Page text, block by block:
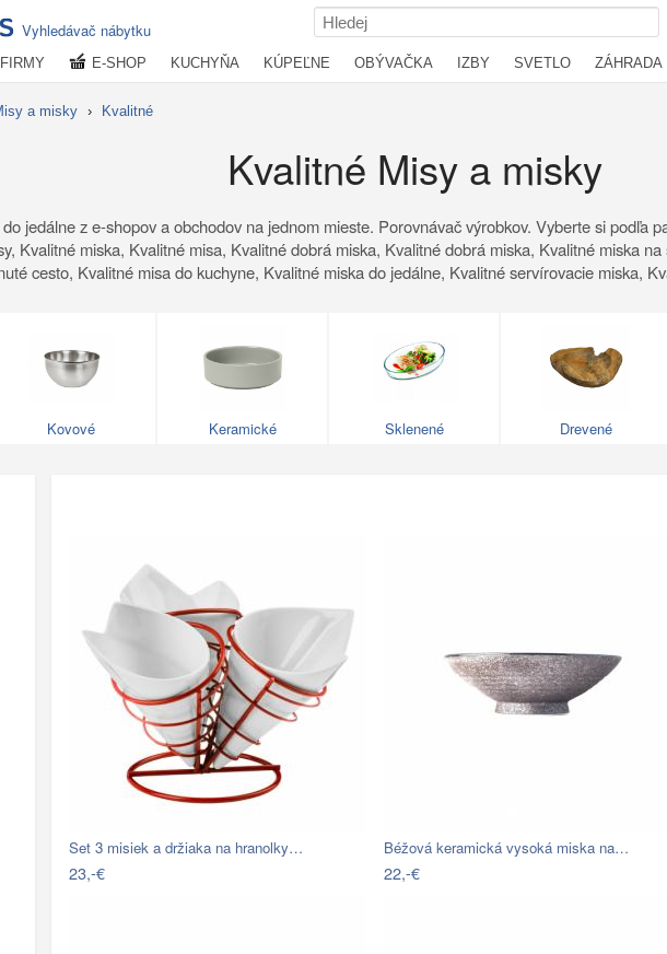
Vyhledávač nábytku
FIRMY E-SHOP KUCHYŇA KÚPEĽNE OBÝVAČKA IZBY SVETLO ZÁHRADA
a misky › Kvalitné
Kvalitné Misy a misky
jedálne z e-shopov a obchodov na jednom mieste. Porovnávač výrobkov. Vyberte si podľa
Kvalitné miska, Kvalitné misa, Kvalitné dobrá miska, Kvalitné dobrá miska, Kvalitné miska
cesto, Kvalitné misa do kuchyne, Kvalitné miska do jedálne, Kvalitné servírovacie miska,
Kovové Keramické Sklenené Drevené
Set 3 misiek a držiaka na hranolky…
23,-€
Béžová keramická vysoká miska na…
22,-€